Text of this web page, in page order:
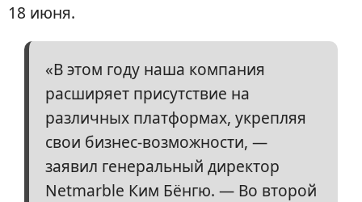
18 июня.
«В этом году наша компания
расширяет присутствие на
различных платформах, укрепляя
свои бизнес-возможности, —
заявил генеральный директор
Netmarble Ким Бёнгю. — Во второй